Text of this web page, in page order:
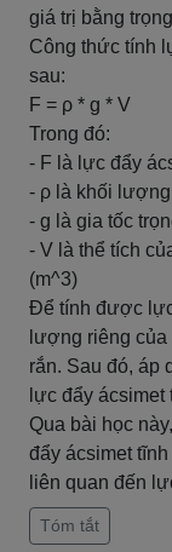
giá trị bằng
Công thức tính
sau:
F = ρ * g * V
Trong đó:
- F là lực đẩy
- ρ là khối
- g là gia tốc
- V là thể tích
(m^3)
Để tính được
lượng riêng
rắn. Sau đó, áp
lực đẩy ácsimet
Qua bài học
đẩy ácsimet
liên quan đến
Tóm tắt